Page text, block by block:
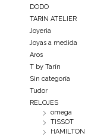
DODO
TARIN ATELIER
Joyeria
Joyas a medida
Aros
T by Tarín
Sin categoría
Tudor
RELOJES
omega
TISSOT
HAMILTON